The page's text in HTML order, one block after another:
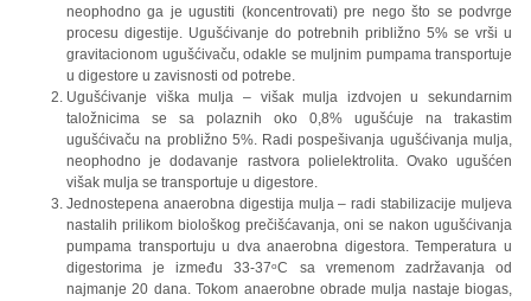
neophodno ga je ugustiti (koncentrovati) pre nego što se podvrge
procesu digestije. Ugušćivanje do potrebnih približno 5% se vrši u
gravitacionom ugušćivaču, odakle se muljnim pumpama transportuje
u digestore u zavisnosti od potrebe.
Ugušćivanje viška mulja – višak mulja izdvojen u sekundarnim
taložnicima se sa polaznih oko 0,8% ugušćuje na trakastim
ugušćivaču na probližno 5%. Radi pospešivanja ugušćivanja mulja,
neophodno je dodavanje rastvora polielektrolita. Ovako ugušćen
višak mulja se transportuje u digestore.
Jednostepena anaerobna digestija mulja – radi stabilizacije muljeva
nastalih prilikom biološkog prečišćavanja, oni se nakon ugušćivanja
pumpama transportuju u dva anaerobna digestora. Temperatura u
digestorima je između 33-37ᵒC sa vremenom zadržavanja od
najmanje 20 dana. Tokom anaerobne obrade mulja nastaje biogas,